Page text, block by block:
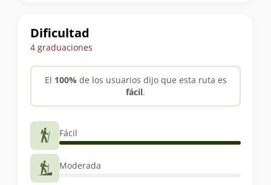
Dificultad
4 graduaciones
El 100% de los usuarios dijo que esta ruta es
fácil.
Fácil
Moderada